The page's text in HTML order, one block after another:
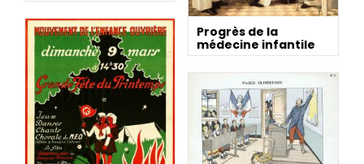
Progrès de la
médecine infantile